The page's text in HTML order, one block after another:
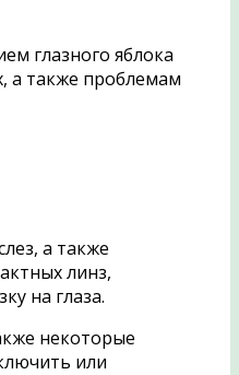
глазного яблока
а также проблемам
а также
линз,
на глаза.
некоторые
или